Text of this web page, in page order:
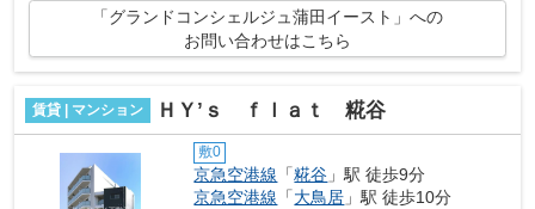
「グランドコンシェルジュ蒲田イースト」への
お問い合わせはこちら
賃貸 | マンション ＨＹ’ｓ ｆｌａｔ 糀谷
敷0
京急空港線 「糀谷 」駅 徒歩9分
京急空港線 「大鳥居 」駅 徒歩10分